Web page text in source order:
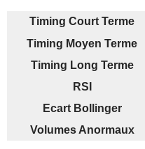
Timing Court Terme
Timing Moyen Terme
Timing Long Terme
RSI
Ecart Bollinger
Volumes Anormaux